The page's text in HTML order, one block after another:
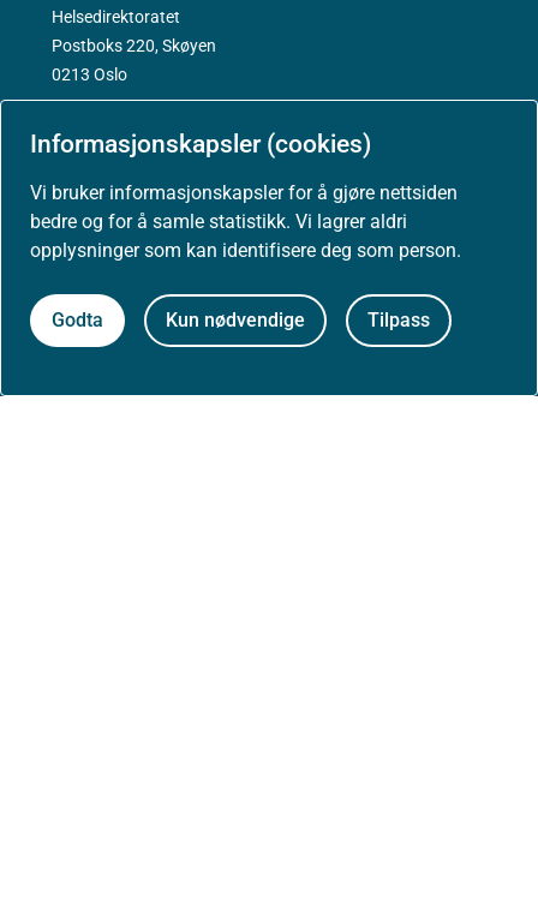
Informasjonskapsler (cookies)
Vi bruker informasjonskapsler for å gjøre nettsiden
bedre og for å samle statistikk. Vi lagrer aldri
opplysninger som kan identifisere deg som person.
Godta Kun nødvendige Tilpass
Helsedirektoratet
Postboks 220, Skøyen
0213 Oslo
Aktuelt
Arrangementer